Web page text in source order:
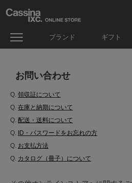
ブランド ギフト
お問い合わせ
Q. 領収証について
Q. 在庫と納期について
Q. 配送・送料について
Q.
ID・パスワードをお忘れの方
Q. お支払方法
Q. カタログ（冊子）について